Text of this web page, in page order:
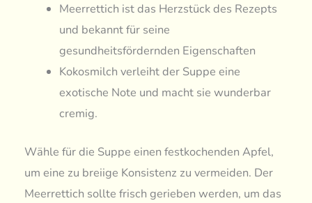
Meerrettich ist das Herzstück des Rezepts
und bekannt für seine
gesundheitsfördernden Eigenschaften
Kokosmilch verleiht der Suppe eine
exotische Note und macht sie wunderbar
cremig.
Wähle für die Suppe einen festkochenden Apfel,
um eine zu breiige Konsistenz zu vermeiden. Der
Meerrettich sollte frisch gerieben werden, um das